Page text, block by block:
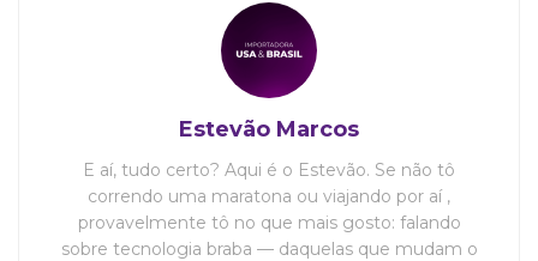
Estevão Marcos
E aí, tudo certo? Aqui é o Estevão. Se não tô
correndo uma maratona ou viajando por aí ,
provavelmente tô no que mais gosto: falando
sobre tecnologia braba — daquelas que mudam o